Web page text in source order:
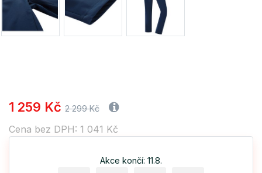
1 259 Kč 2 299 Kč
Cena bez DPH: 1 041 Kč
Akce končí: 11.8.